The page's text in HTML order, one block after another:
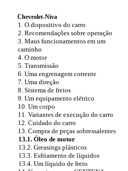
Chevrolet-Niva
1. O dispositivo do carro
2. Recomendações sobre operação
3. Maus funcionamentos em um
caminho
4. O motor
5. Transmissão
6. Uma engrenagem corrente
7. Uma direção
8. Sistema de freios
9. Um equipamento elétrico
10. Um corpo
11. Variantes de execução do carro
12. Cuidado do carro
13. Compra de peças sobressalentes
13.1. Óleo de motor
13.2. Greasings plásticos
13.3. Esfriamento de líquidos
13.4. Um líquido de freio